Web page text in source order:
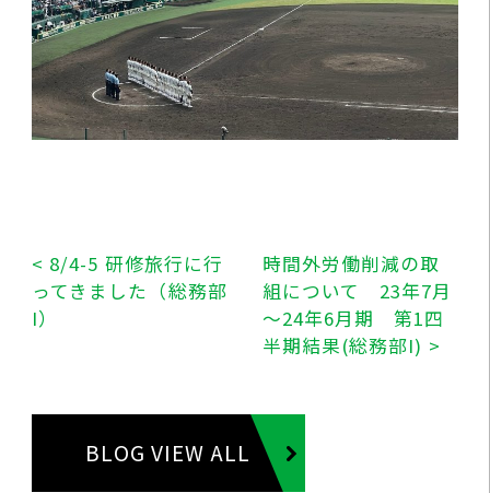
< 8/4-5 研修旅行に行
ってきました（総務部
I）
時間外労働削減の取
組について 23年7月
～24年6月期 第1四
半期結果(総務部I) >
BLOG VIEW ALL